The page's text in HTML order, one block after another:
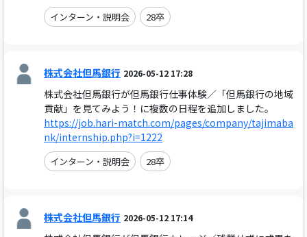
インターン・説明会 28卒
株式会社但馬銀行 2026-05-12 17:28
株式会社但馬銀行が但馬銀行仕事体験／「但馬銀行の地域
貢献」を見てみよう！に複数の日程を追加しました。
https://job.hari-match.com/pages/company/tajimaba
nk/internship.php?i=1222
インターン・説明会 28卒
株式会社但馬銀行 2026-05-12 17:14